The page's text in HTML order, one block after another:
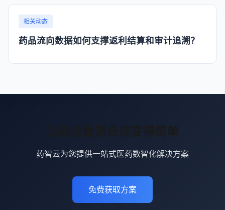
相关动态
药品流向数据如何支撑返利结算和审计追溯？
让药企营销合规变得简单
药智云为您提供一站式医药数智化解决方案
免费获取方案